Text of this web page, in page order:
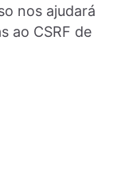
nos ajudará
ao CSRF de